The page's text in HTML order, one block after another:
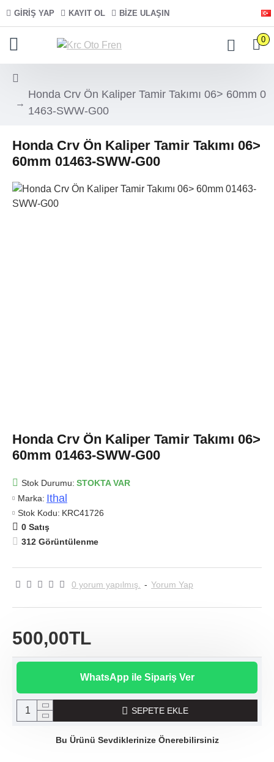
GIRIŞ YAP KAYIT OL BIZE ULAŞIN
0
Honda Crv Ön Kaliper Tamir Takımı 06> 60mm 0
1463-SWW-G00
Honda Crv Ön Kaliper Tamir Takımı 06>
60mm 01463-SWW-G00
Honda Crv Ön Kaliper Tamir Takımı 06>
60mm 01463-SWW-G00
Stok Durumu: STOKTA VAR
Marka: Ithal
Stok Kodu: KRC41726
0 Satış
312 Görüntülenme
0 yorum yapılmış. - Yorum Yap
500,00TL
WhatsApp ile Sipariş Ver
SEPETE EKLE
Bu Ürünü Sevdiklerinize Önerebilirsiniz